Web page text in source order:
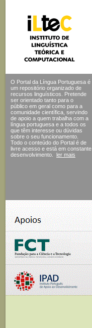
O Portal da Língua Portuguesa é
um repositório organizado de
recursos linguísticos. Pretende
ser orientado tanto para o
público em geral como para a
comunidade científica, servindo
de apoio a quem trabalha com a
língua portuguesa e a todos os
que têm interesse ou dúvidas
sobre o seu funcionamento.
Todo o conteúdo do Portal é de
livre acesso e está em constante
desenvolvimento.
ler mais